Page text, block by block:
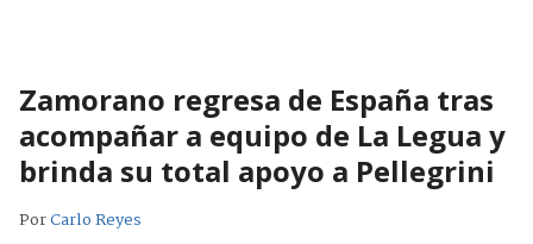
Zamorano regresa de España tras
acompañar a equipo de La Legua y
brinda su total apoyo a Pellegrini
PorCarlo Reyes